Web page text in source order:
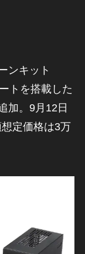
ンキット
トを搭載した
加。9月12日
定価格は3万